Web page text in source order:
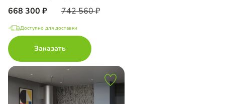
668 300 742 560
Доступно для доставки
Заказать